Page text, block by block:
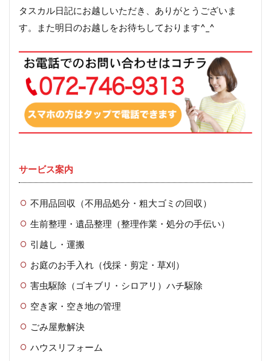
タスカル日記にお越しいただき、ありがとうございま
す。また明日のお越しをお待ちしております^_^
サービス案内
不用品回収（不用品処分・粗大ゴミの回収）
生前整理・遺品整理（整理作業・処分の手伝い）
引越し・運搬
お庭のお手入れ（伐採・剪定・草刈）
害虫駆除（ゴキブリ・シロアリ）ハチ駆除
空き家・空き地の管理
ごみ屋敷解決
ハウスリフォーム